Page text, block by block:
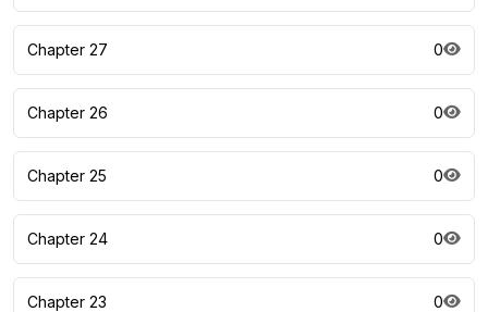
Chapter 27 0
Chapter 26 0
Chapter 25 0
Chapter 24 0
Chapter 23 0